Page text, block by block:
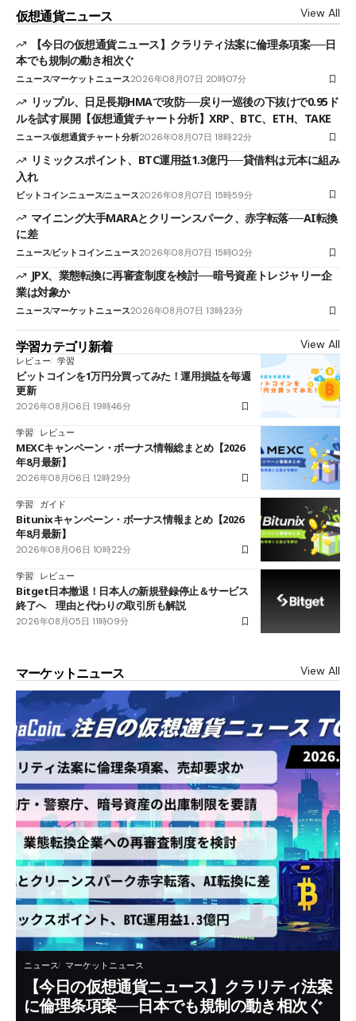
仮想通貨ニュース View All
【今日の仮想通貨ニュース】クラリティ法案に倫理条項案──日
本でも規制の動き相次ぐ
ニュースマーケットニュース2026年08月07日 20時07分
リップル、日足長期HMAで攻防──戻り一巡後の下抜けで0.95ド
ルを試す展開【仮想通貨チャート分析】XRP、BTC、ETH、TAKE
ニュース仮想通貨チャート分析2026年08月07日 18時22分
リミックスポイント、BTC運用益1.3億円──貸借料は元本に組み
入れ
ビットコインニュースニュース2026年08月07日 15時59分
マイニング大手MARAとクリーンスパーク、赤字転落──AI転換
に差
ニュースビットコインニュース2026年08月07日 15時02分
JPX、業態転換に再審査制度を検討──暗号資産トレジャリー企
業は対象か
ニュースマーケットニュース2026年08月07日 13時23分
学習カテゴリ新着 View All
レビュー 学習
ビットコインを1万円分買ってみた！運用損益を毎週
更新
2026年08月06日 19時46分
学習 レビュー
MEXCキャンペーン・ボーナス情報総まとめ【2026
年8月最新】
2026年08月06日 12時29分
学習 ガイド
Bitunixキャンペーン・ボーナス情報まとめ【2026
年8月最新】
2026年08月06日 10時22分
学習 レビュー
Bitget日本撤退！日本人の新規登録停止＆サービス
終了へ 理由と代わりの取引所も解説
2026年08月05日 11時09分
マーケットニュース View All
ニュース マーケットニュース
【今日の仮想通貨ニュース】クラリティ法案
に倫理条項案──日本でも規制の動き相次ぐ